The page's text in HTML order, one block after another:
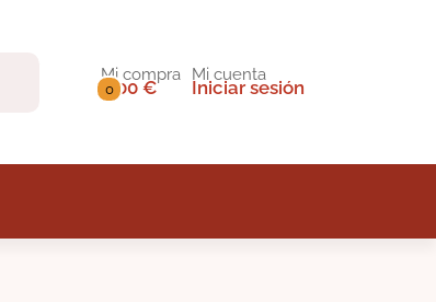
0
Mi compra
0,00 €
Mi cuenta
Iniciar sesión